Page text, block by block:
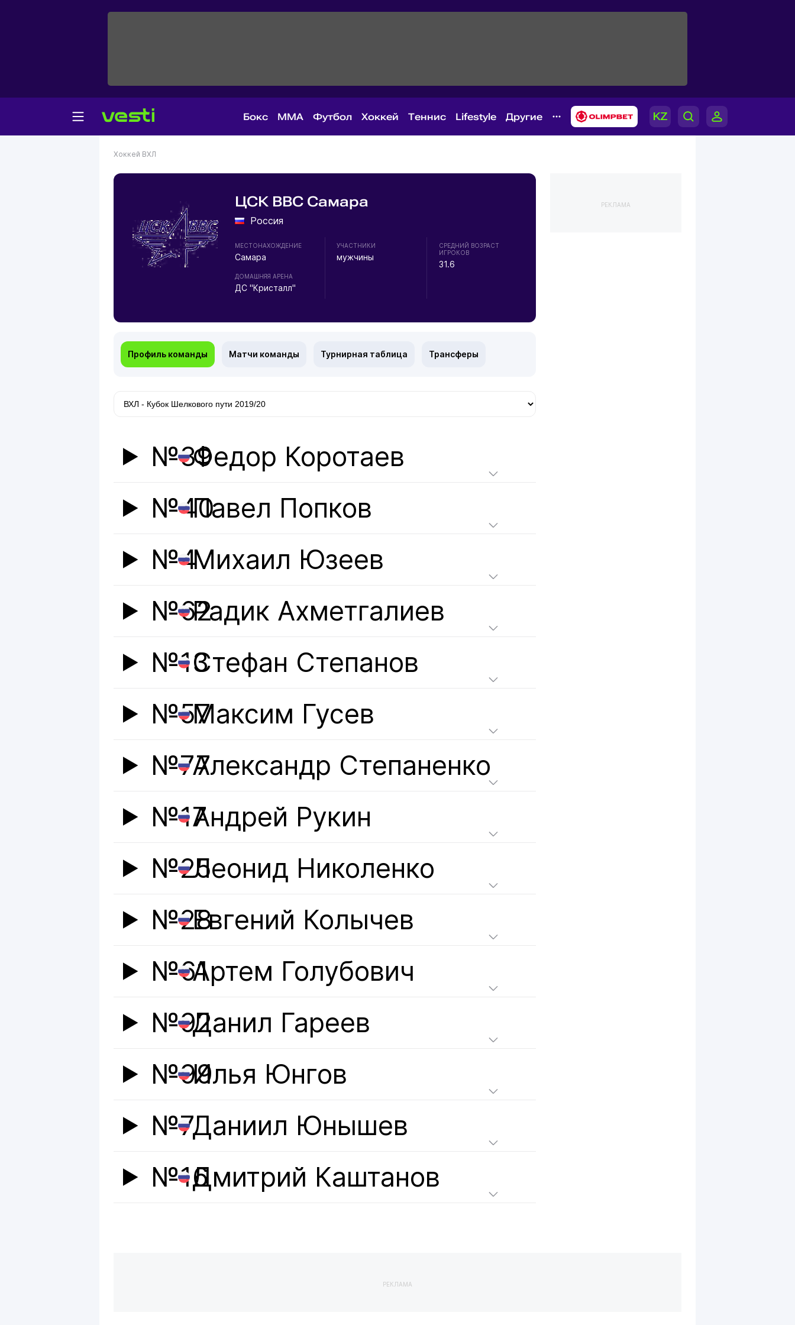
Бокс MMA Футбол Хоккей Теннис Lifestyle Другие
Хоккей ВХЛ
ЦСК ВВС Самара
Россия
МЕСТОНАХОЖДЕНИЕ
Самара
ДОМАШНЯЯ АРЕНА
ДС "Кристалл"
УЧАСТНИКИ
мужчины
СРЕДНИЙ ВОЗРАСТ
ИГРОКОВ
31.6
Профиль команды Матчи команды Турнирная таблица Трансферы
№39Федор Коротаев
№40Павел Попков
№4Михаил Юзеев
№62Радик Ахметгалиев
№13Стефан Степанов
№57Максим Гусев
№77Александр Степаненко
№17Андрей Рукин
№25Леонид Николенко
№28Евгений Колычев
№61Артем Голубович
№92Данил Гареев
№99Илья Юнгов
№7Даниил Юнышев
№16Дмитрий Каштанов
РЕКЛАМА
РЕКЛАМА